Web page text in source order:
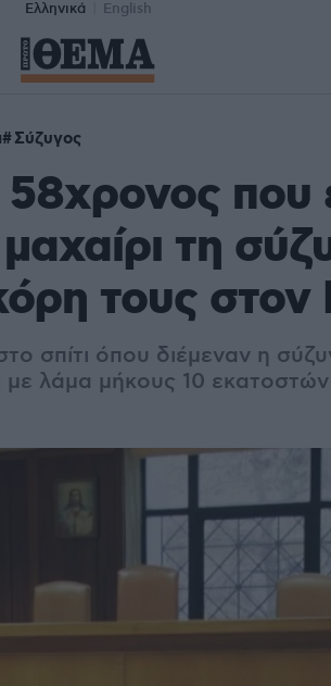
Ελληνικά English
Σύζυγος
που
τη
τους στον
σπίτι όπου διέμεναν η
με λάμα μήκους 10